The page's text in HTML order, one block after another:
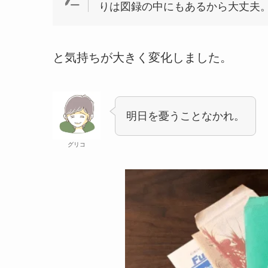
りは図録の中にもあるから大丈夫
と気持ちが大きく変化しました。
グリコ
明日を憂うことなかれ。